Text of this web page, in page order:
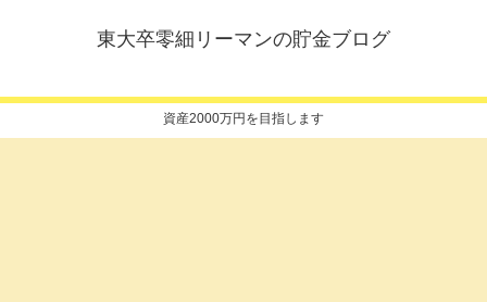
東大卒零細リーマンの貯金ブログ
資産2000万円を目指します